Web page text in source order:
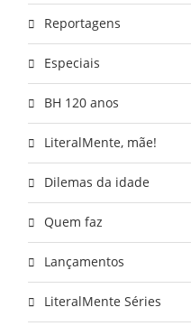
Reportagens
Especiais
BH 120 anos
LiteralMente, mãe!
Dilemas da idade
Quem faz
Lançamentos
LiteralMente Séries